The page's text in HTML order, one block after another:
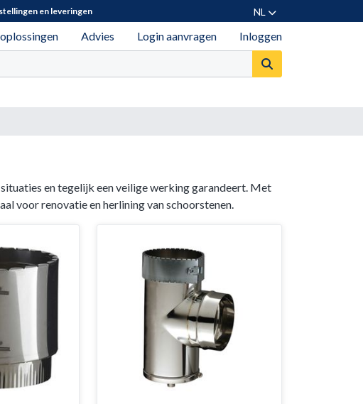
en leveringen NL
Advies Login aanvragen Inloggen
en tegelijk een veilige werking garandeert. Met
voor renovatie en herlining van schoorstenen.